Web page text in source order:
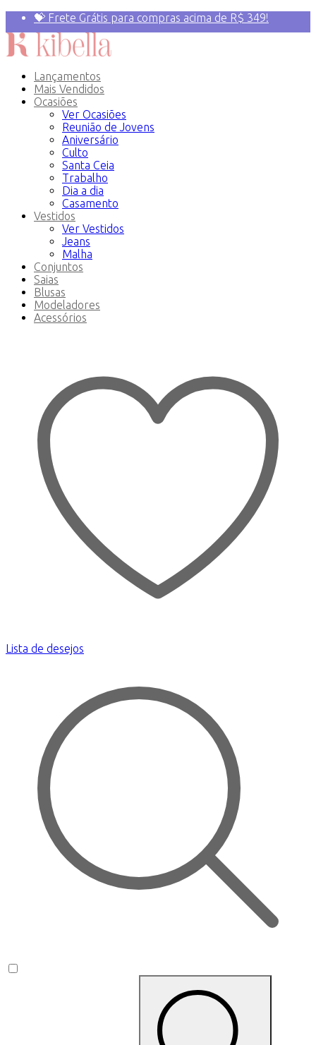
💝 Frete Grátis para compras acima de R$ 349!
Primeira compra? 10% OFF com o Cupom:
PRIMEIRAVEZ
Lançamentos
Mais Vendidos
Ocasiões
Ver Ocasiões
Reunião de Jovens
Aniversário
Culto
Santa Ceia
Trabalho
Dia a dia
Casamento
Vestidos
Ver Vestidos
Jeans
Malha
Conjuntos
Saias
Blusas
Modeladores
Acessórios
Lista de desejos